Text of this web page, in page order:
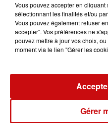
Ajouter à votre calendrier
au19
Gratuit
Vous pouvez accepter en cliquant
sélectionnant les finalités et/ou
Vous pouvez également refuser
accepter". Vos préférences ne
pouvez mettre à jour vos choix,
moment via le lien "Gérer les
Gérer